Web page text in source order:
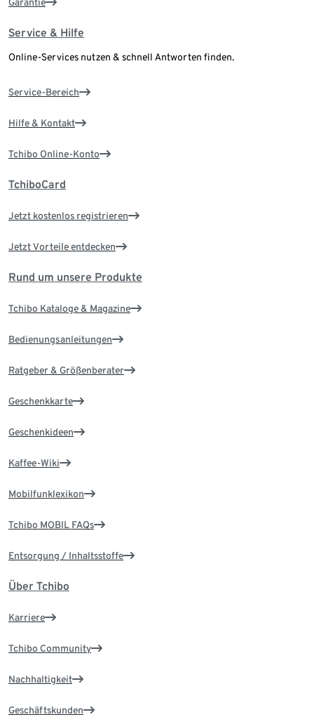
Garantie
Service & Hilfe
Online-Services nutzen & schnell Antworten finden.
Service-Bereich
Hilfe & Kontakt
Tchibo Online-Konto
TchiboCard
Jetzt kostenlos registrieren
Jetzt Vorteile entdecken
Rund um unsere Produkte
Tchibo Kataloge & Magazine
Bedienungsanleitungen
Ratgeber & Größenberater
Geschenkkarte
Geschenkideen
Kaffee-Wiki
Mobilfunklexikon
Tchibo MOBIL FAQs
Entsorgung / Inhaltsstoffe
Über Tchibo
Karriere
Tchibo Community
Nachhaltigkeit
Geschäftskunden